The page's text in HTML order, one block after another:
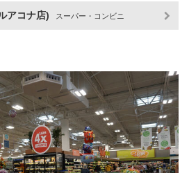
アコナ店) スーパー・コンビニ